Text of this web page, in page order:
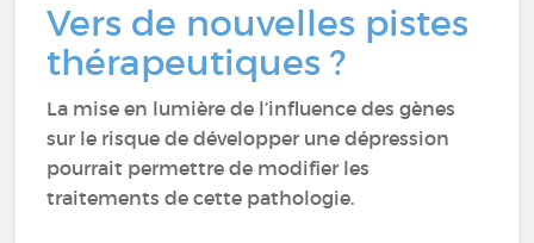
Vers de nouvelles pistes
thérapeutiques ?
La mise en lumière de l’influence des gènes
sur le risque de développer une dépression
pourrait permettre de modifier les
traitements de cette pathologie.